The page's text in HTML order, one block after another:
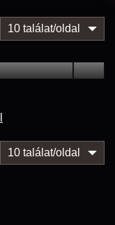
10 találat/oldal
10 találat/oldal